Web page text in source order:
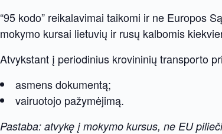
“95 kodo” reikalavimai taikomi ir ne Europos
mokymo kursai lietuvių ir rusų kalbomis
Atvykstant į periodinius krovininių transporto
asmens dokumentą;
vairuotojo pažymėjimą.
Pastaba: atvykę į mokymo kursus, ne EU